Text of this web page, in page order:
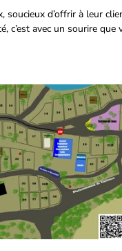
soucieux d’offrir à leur
c’est avec un sourire que